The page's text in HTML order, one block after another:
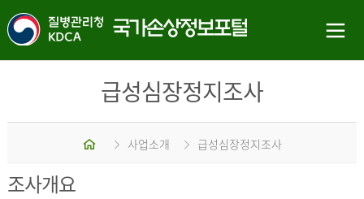
급성심장정지조사
홈 사업소개 급성심장정지조사
조사개요